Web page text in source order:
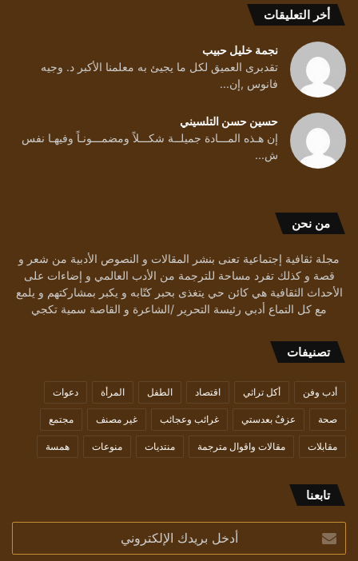
أخر التعليقات
نجمة خليل حبيب
تقدبرى العميق لكل ما يجيئ به معلمنا الأكبر د. وجيه
فانوس ,إن...
حسين حسن التلسيني
إن هـذه المـــادة جميلــة شكـــلاً ومضمـــونـاً وفيهـا نفس
ش...
من نحن
مجلة ثقافية إجتماعية تعنى بنشر المقالات و النصوص الأدبية من شعر و
قصة و كذلك تفرد مساحة للترجمة من الأدب العالمي و إضاءات على
الأحداث الثقافية هي كائن حي يتغذى بحبر كتّابه و يكبر بمشاركتهم و يلمع
مع كل التماع أدبي رئيسة التحرير /الشاعرة و القاصة سمية تكجي
تصنيفات
أدب وفن أكل تراثي اقتصاد الطفل المرأة دعوات
صحة عزفٌ بعدستي غرائب وعجائب غير مصنف مجتمع
مقابلات مقالات واقوال مترجمة منتديات منوعات همسة
تابعنا
بريدك